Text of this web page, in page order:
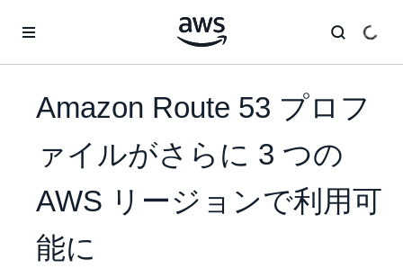
Amazon Route 53 プロフ
ァイルがさらに 3 つの
AWS リージョンで利用可
能に